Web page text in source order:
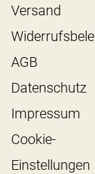
Versand
AGB
Datenschutz
Impressum
Cookie-
Einstellungen